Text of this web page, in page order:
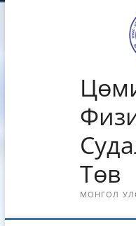
Skip
Төв
МОНГОЛ